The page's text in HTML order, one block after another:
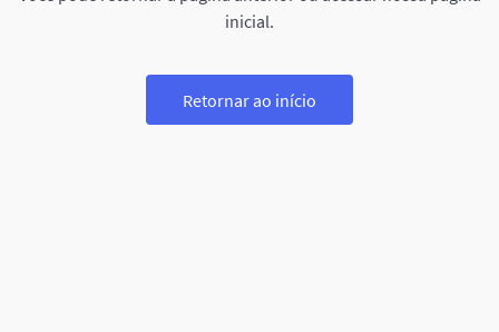
inicial.
Retornar ao início